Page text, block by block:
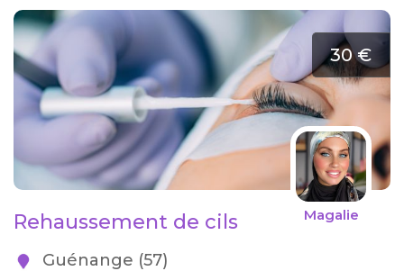
30 €
Magalie
Rehaussement de cils
Guénange (57)